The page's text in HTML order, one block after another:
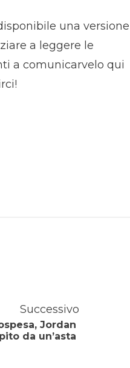
una versione
a leggere le
a comunicarvelo qui
Successivo
Jordan
da un’asta